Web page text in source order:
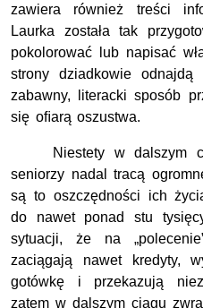
zawiera również treści
Laurka została tak
pokolorować lub napisać
strony dziadkowie
zabawny, literacki sposób
się oﬁarą oszustwa.
Niestety w dalszym
seniorzy nadal tracą
są to oszczędności ich
do nawet ponad stu
sytuacji, że na
zaciągają nawet kredyty,
gotówkę i przekazują
zatem w dalszym ciągu